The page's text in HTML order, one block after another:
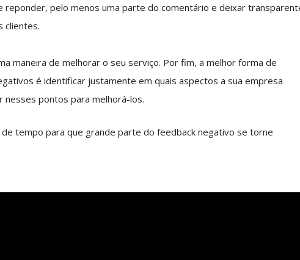
pelo menos uma parte do comentário e deixar
clientes.
maneira de melhorar o seu serviço. Por fim, a melhor forma de
é identificar justamente em quais aspectos a sua empresa
nesses pontos para melhorá-los.
tempo para que grande parte do feedback negativo se torne